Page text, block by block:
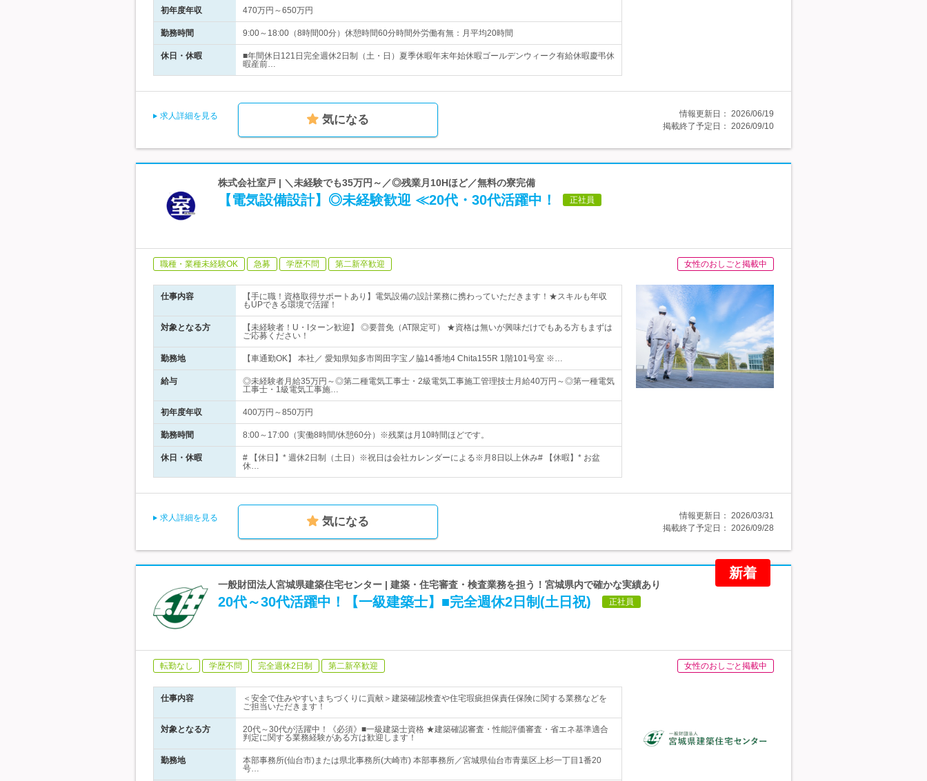
初年度年収 470万円～650万円
勤務時間 9:00～18:00（8時間00分）休憩時間60分時間外労働有無：月平均20時間
休日・休暇
■年間休日121日完全週休2日制（土・日）夏季休暇年末年始休暇ゴールデンウィーク有給休暇慶弔休
暇産前…
求人詳細を見る 気になる 情報更新日： 2026/06/19
掲載終了予定日： 2026/09/10
株式会社室戸 | ＼未経験でも35万円～／◎残業月10Hほど／無料の寮完備
【電気設備設計】◎未経験歓迎 ≪20代・30代活躍中！ 正社員
職種・業種未経験OK 急募 学歴不問 第二新卒歓迎 女性のおしごと掲載中
仕事内容
【手に職！資格取得サポートあり】電気設備の設計業務に携わっていただきます！★スキルも年収
もUPできる環境で活躍！
対象となる方
【未経験者！U・Iターン歓迎】 ◎要普免（AT限定可） ★資格は無いが興味だけでもある方もまずは
ご応募ください！
勤務地 【車通勤OK】 本社／ 愛知県知多市岡田字宝ノ脇14番地4 Chita155R 1階101号室 ※…
給与
◎未経験者月給35万円～◎第二種電気工事士・2級電気工事施工管理技士月給40万円～◎第一種電気
工事士・1級電気工事施…
初年度年収 400万円～850万円
勤務時間 8:00～17:00（実働8時間/休憩60分）※残業は月10時間ほどです。
休日・休暇
# 【休日】* 週休2日制（土日）※祝日は会社カレンダーによる※月8日以上休み# 【休暇】* お盆
休…
求人詳細を見る 気になる 情報更新日： 2026/03/31
掲載終了予定日： 2026/09/28
新着
一般財団法人宮城県建築住宅センター | 建築・住宅審査・検査業務を担う！宮城県内で確かな実績あり
20代～30代活躍中！【一級建築士】■完全週休2日制(土日祝) 正社員
転勤なし 学歴不問 完全週休2日制 第二新卒歓迎 女性のおしごと掲載中
仕事内容
＜安全で住みやすいまちづくりに貢献＞建築確認検査や住宅瑕疵担保責任保険に関する業務などを
ご担当いただきます！
対象となる方
20代～30代が活躍中！《必須》■一級建築士資格 ★建築確認審査・性能評価審査・省エネ基準適合
判定に関する業務経験がある方は歓迎します！
勤務地
本部事務所(仙台市)または県北事務所(大崎市) 本部事務所／宮城県仙台市青葉区上杉一丁目1番20
号…